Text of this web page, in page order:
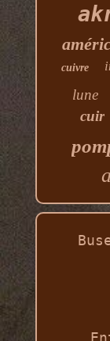
cuivre
lune
cuir